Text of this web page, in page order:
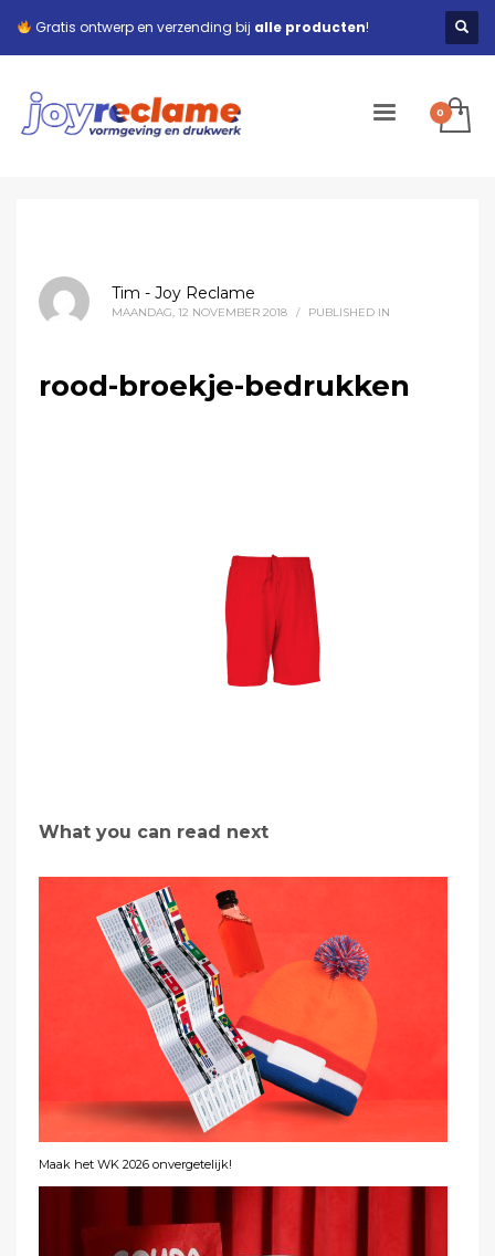
Gratis ontwerp en verzending bij alle producten!
Tim - Joy Reclame
MAANDAG, 12 NOVEMBER 2018 / PUBLISHED IN
rood-broekje-bedrukken
What you can read next
Maak het WK 2026 onvergetelijk!